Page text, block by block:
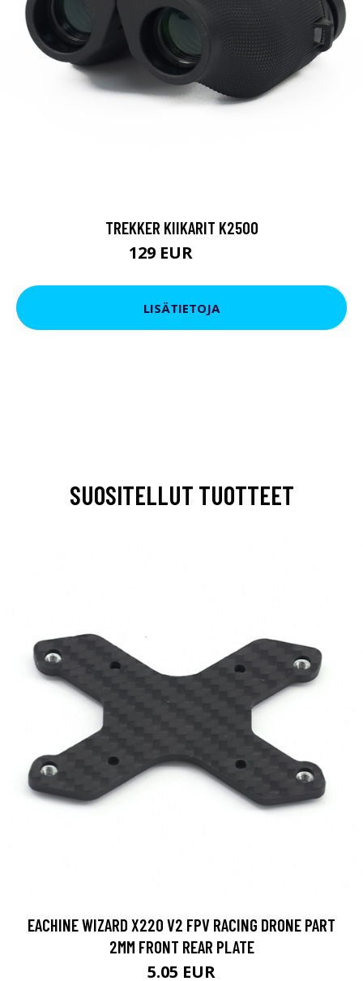
TREKKER KIIKARIT K2500
129 EUR
LISÄTIETOJA
SUOSITELLUT TUOTTEET
EACHINE WIZARD X220 V2 FPV RACING DRONE PART
2MM FRONT REAR PLATE
5.05 EUR